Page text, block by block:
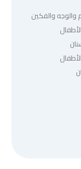
والوجه والفكين